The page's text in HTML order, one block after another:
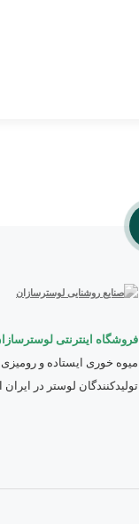
فروشگاه اینترنتی
میوه خوری ایستاده و
تولیدکنندگان لوستر در